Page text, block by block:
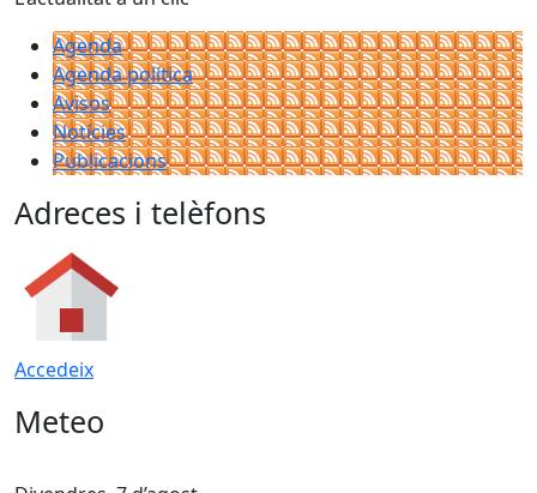
Agenda
Agenda política
Avisos
Notícies
Publicacions
Adreces i telèfons
Accedeix
Meteo